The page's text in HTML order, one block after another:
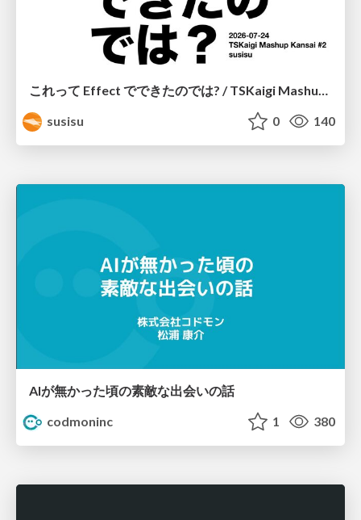
susisu
0 140
AIが無かった頃の素敵な出会いの話
codmoninc
1 380